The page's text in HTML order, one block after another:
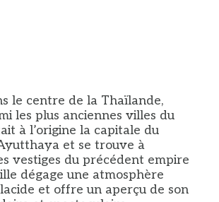
le centre de la Thaïlande,
les plus anciennes villes du
à l’origine la capitale du
et se trouve à
vestiges du précédent empire
dégage une atmosphère
et offre un aperçu de son